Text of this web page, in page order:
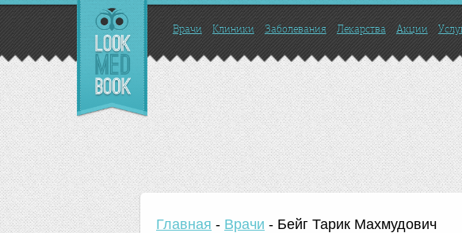
Врачи Клиники Заболевания Лекарства Акции
Главная - Врачи - Бейг Тарик Махмудович